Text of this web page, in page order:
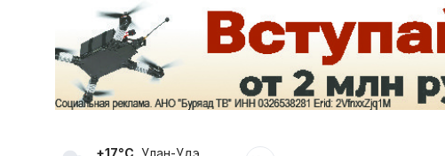
+17°C , Улан-Удэ